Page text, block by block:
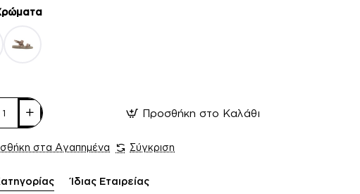
Προσθήκη στο Καλάθι
στα Αγαπημένα Σύγκριση
Ίδιας Εταιρείας